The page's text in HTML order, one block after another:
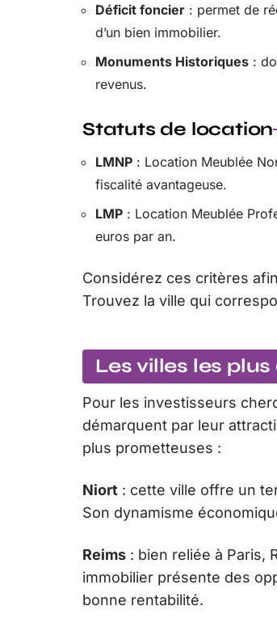
Déficit foncier : permet de
d’un bien immobilier.
Monuments Historiques :
revenus.
Statuts de location
LMNP : Location Meublée
fiscalité avantageuse.
LMP : Location Meublée
euros par an.
Considérez ces critères
Trouvez la ville qui
Les villes les
Pour les investisseurs
démarquent par leur
plus prometteuses :
Niort : cette ville offre un
Son dynamisme
Reims : bien reliée à Paris,
immobilier présente des
bonne rentabilité.